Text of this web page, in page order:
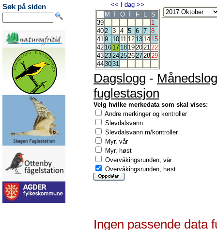
Søk på siden << I dag >>
M T O T F L
S
39
1
402 3 4 5 6 7 8
419 10 11 12 13 14 15
42 16 17 18 19202122
4323242526272829
443031
Dagslogg -
fuglestasjon
Velg hvilke merkedata som skal vises:
Andre merkinger og kontroller
Slevdalsvann
Slevdalsvann m/kontroller
Myr, vår
Myr, høst
Overvåkingsrunden, vår
Overvåkingsrunden, høst
Ingen passende data